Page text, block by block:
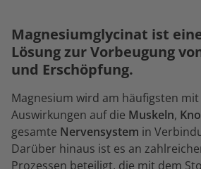
Magnesiumglycinat ist
Lösung zur Vorbeugung
und Erschöpfung.
Magnesium wird am häufigsten
Auswirkungen auf die Muskeln,
gesamte Nervensystem in
Darüber hinaus ist es an
Prozessen beteiligt, die mit dem